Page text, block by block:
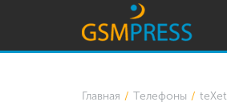
Главная Телефоны teXet